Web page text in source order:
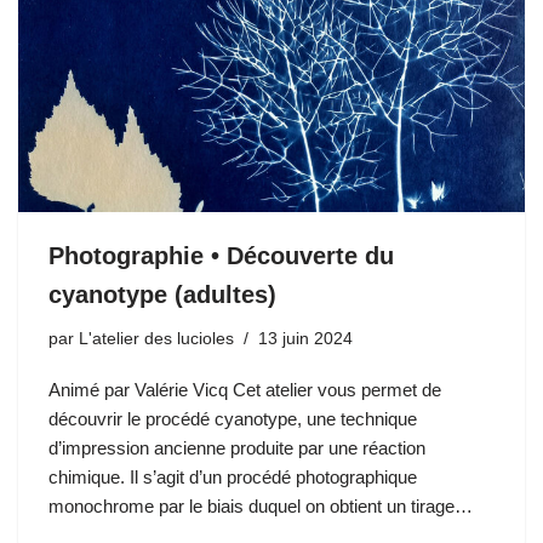
Photographie • Découverte du
cyanotype (adultes)
par L'atelier des lucioles 13 juin 2024
Animé par Valérie Vicq Cet atelier vous permet de
découvrir le procédé cyanotype, une technique
d’impression ancienne produite par une réaction
chimique. Il s’agit d’un procédé photographique
monochrome par le biais duquel on obtient un tirage…